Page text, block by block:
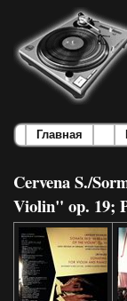
Главная
Cervena S./
Violin" op. 19;